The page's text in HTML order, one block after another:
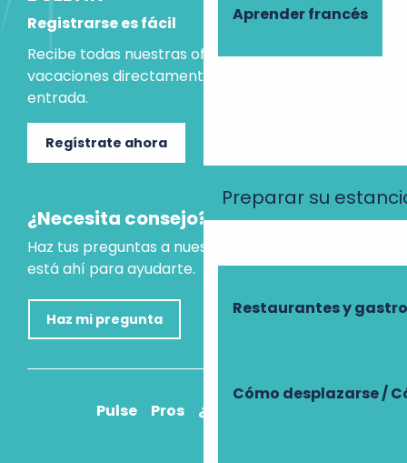
Aprender francés
Preparar su
Restaurantes y
Cómo desplazarse /
Registrarse es fácil
Recibe todas nuestras ofertas e ideas para las
vacaciones directamente en tu bandeja de
entrada.
Regístrate ahora
¿Necesita consejo?
Haz tus preguntas a nuestro asistente virtual, que
está ahí para ayudarte.
Haz mi pregunta
Pulse Pros ¿Cómo llegar?